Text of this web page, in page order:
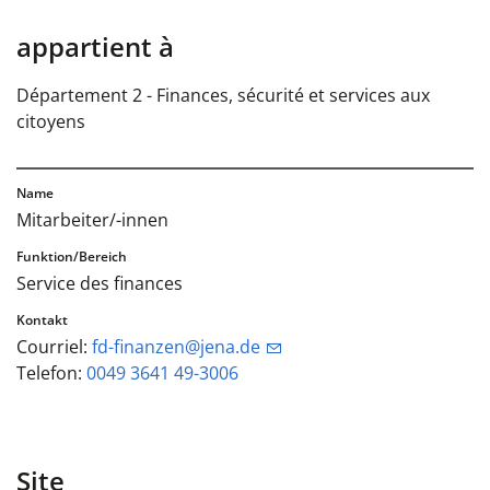
appartient à
Département 2 - Finances, sécurité et services aux
citoyens
Mitarbeiter/-innen
Service des finances
Courriel: fd-finanzen@jena.de
Telefon: 0049 3641 49-3006
Site